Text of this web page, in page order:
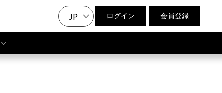
JP ログイン 会員登録